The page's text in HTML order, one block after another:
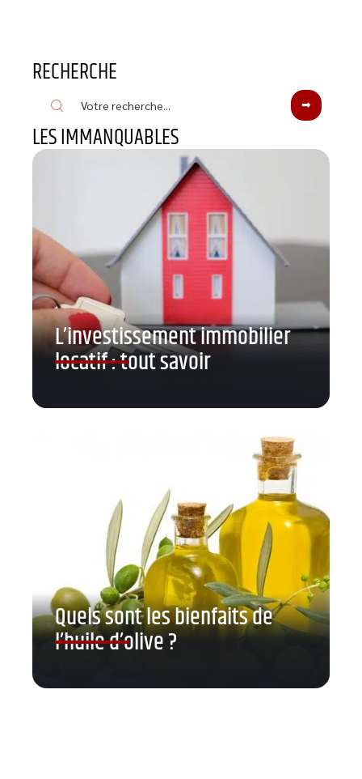
RECHERCHE
LES IMMANQUABLES
L’investissement immobilier
locatif : tout savoir
Quels sont les bienfaits de
l’huile d’olive ?